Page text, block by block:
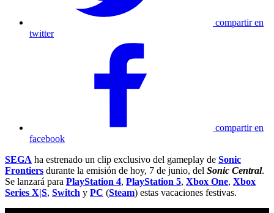
compartir en
twitter
compartir en
facebook
SEGA ha estrenado un clip exclusivo del gameplay de Sonic
Frontiers durante la emisión de hoy, 7 de junio, del Sonic Central.
Se lanzará para PlayStation 4, PlayStation 5, Xbox One, Xbox
Series X|S, Switch y PC (Steam) estas vacaciones festivas.